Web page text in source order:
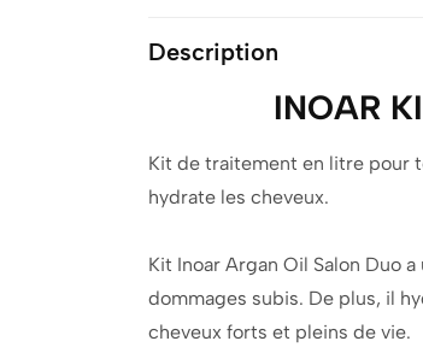
OIL
OIL
Description
INOAR
Kit de traitement en litre pour
hydrate les cheveux.
Kit Inoar Argan Oil Salon Duo
dommages subis. De plus, il
cheveux forts et pleins de vie.